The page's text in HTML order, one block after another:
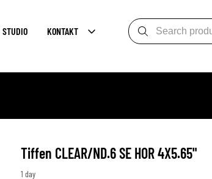
STUDIO KONTAKT
Tiffen CLEAR/ND.6 SE HOR 4X5.65"